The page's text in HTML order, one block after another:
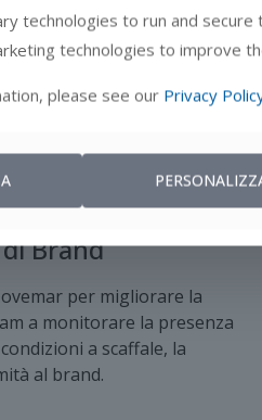
reportistica strutturata
dati accurati dai punti
il lavoro tramite foto
performance retail.
Brand
per migliorare la
a monitorare la presenza
a scaffale, la
al brand.
technologies to run and
technologies to improve
please see our Privacy